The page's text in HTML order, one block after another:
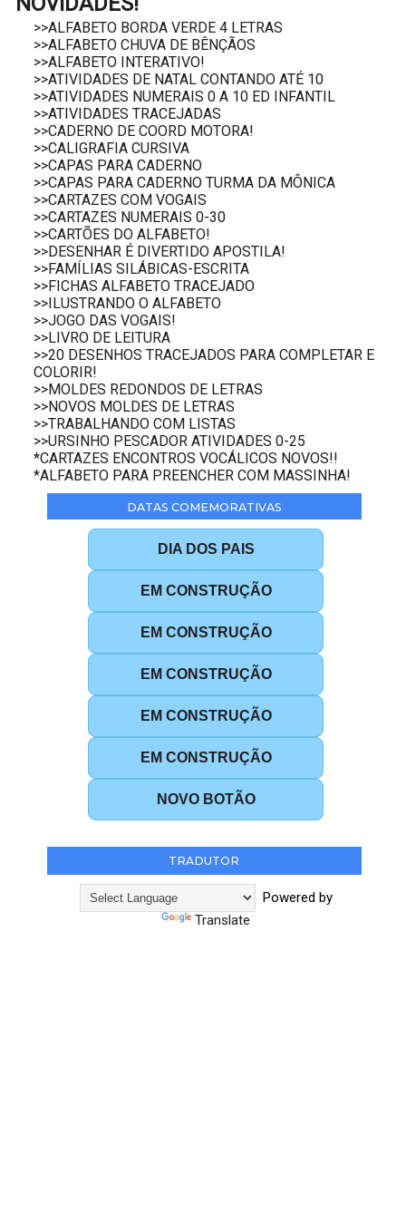
>>ALFABETO BORDA VERDE 4 LETRAS
>>ALFABETO CHUVA DE BÊNÇÃOS
>>ALFABETO INTERATIVO!
>>ATIVIDADES DE NATAL CONTANDO ATÉ 10
>>ATIVIDADES NUMERAIS 0 A 10 ED INFANTIL
>>ATIVIDADES TRACEJADAS
>>CADERNO DE COORD MOTORA!
>>CALIGRAFIA CURSIVA
>>CAPAS PARA CADERNO
>>CAPAS PARA CADERNO TURMA DA MÔNICA
>>CARTAZES COM VOGAIS
>>CARTAZES NUMERAIS 0-30
>>CARTÕES DO ALFABETO!
>>DESENHAR É DIVERTIDO APOSTILA!
>>FAMÍLIAS SILÁBICAS-ESCRITA
>>FICHAS ALFABETO TRACEJADO
>>ILUSTRANDO O ALFABETO
>>JOGO DAS VOGAIS!
>>LIVRO DE LEITURA
>>20 DESENHOS TRACEJADOS PARA COMPLETAR E
COLORIR!
>>MOLDES REDONDOS DE LETRAS
>>NOVOS MOLDES DE LETRAS
>>TRABALHANDO COM LISTAS
>>URSINHO PESCADOR ATIVIDADES 0-25
*CARTAZES ENCONTROS VOCÁLICOS NOVOS!!
*ALFABETO PARA PREENCHER COM MASSINHA!
DATAS COMEMORATIVAS
DIA DOS PAIS
EM CONSTRUÇÃO
EM CONSTRUÇÃO
EM CONSTRUÇÃO
EM CONSTRUÇÃO
EM CONSTRUÇÃO
NOVO BOTÃO
TRADUTOR
Powered by
Translate